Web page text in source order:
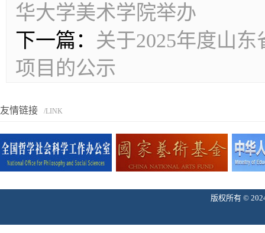
华大学美术学院举办
下一篇： 关于2025年度山
项目的公示
友情链接 /LINK
版权所有 ©